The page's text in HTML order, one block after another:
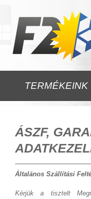
TERMÉKEINK
ÁSZF,
Általános Szállítási
Kérjük a tisztelt